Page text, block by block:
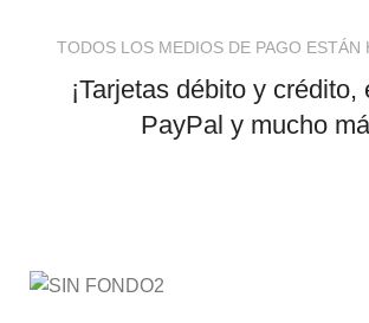
TODOS LOS MEDIOS DE PAGO ESTÁN
¡Tarjetas débito y crédito,
PayPal y mucho